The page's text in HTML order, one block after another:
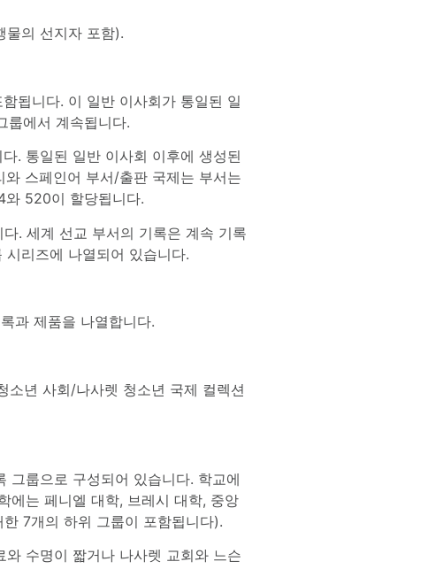
물의 선지자 포함).
됩니다. 이 일반 이사회가 통일된 일
룹에서 계속됩니다.
. 통일된 일반 이사회 이후에 생성된
스페인어 부서/출판 국제는 부서는
와 520이 할당됩니다.
. 세계 선교 부서의 기록은 계속 기록
리즈에 나열되어 있습니다.
과 제품을 나열합니다.
년 사회/나사렛 청소년 국제 컬렉션
그룹으로 구성되어 있습니다. 학교에
에는 페니엘 대학, 브레시 대학, 중앙
7개의 하위 그룹이 포함됩니다).
수명이 짧거나 나사렛 교회와 느슨